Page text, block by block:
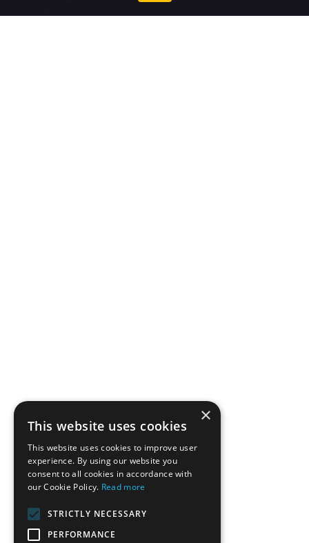
×
This website uses cookies
This website uses cookies to improve user
experience. By using our website you
consent to all cookies in accordance with
our Cookie Policy. Read more
STRICTLY NECESSARY
PERFORMANCE